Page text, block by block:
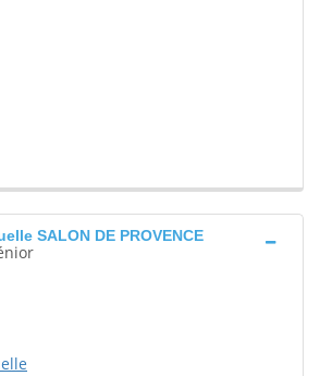
SALON DE PROVENCE